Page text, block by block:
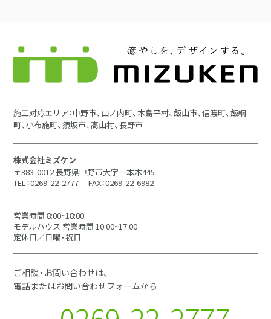
施工対応エリア：中野市、山ノ内町、木島平村、飯山市、信濃町、飯綱
町、小布施町、須坂市、高山村、長野市
株式会社ミズケン
〒383-0012 長野県中野市大字一本木445
TEL：0269-22-2777
FAX：0269-22-6982
営業時間 8:00~18:00
モデルハウス 営業時間 10:00~17:00
定休日／日曜・祝日
ご相談・お問い合わせは、
電話またはお問い合わせフォームから